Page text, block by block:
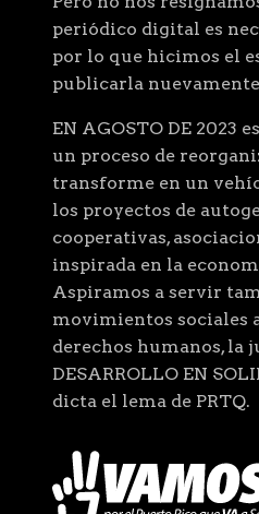
periódico digital es
por lo que hicimos el
publicarla
EN AGOSTO DE 2023
un proceso de
transforme en un
los proyectos de
cooperativas,
inspirada en la
Aspiramos a servir
movimientos sociales
derechos humanos, la
DESARROLLO EN
dicta el lema de PRTQ.